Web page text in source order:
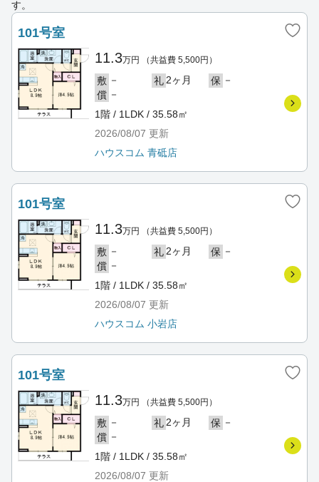
す。
101号室
11.3万円 （共益費 5,500円）
敷 － 礼 2ヶ月 保 －
償 －
1階 / 1LDK / 35.58㎡
2026/08/07 更新
ハウスコム 青砥店
101号室
11.3万円 （共益費 5,500円）
敷 － 礼 2ヶ月 保 －
償 －
1階 / 1LDK / 35.58㎡
2026/08/07 更新
ハウスコム 小岩店
101号室
11.3万円 （共益費 5,500円）
敷 － 礼 2ヶ月 保 －
償 －
1階 / 1LDK / 35.58㎡
2026/08/07 更新